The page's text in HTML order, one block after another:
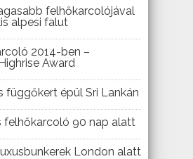
felhőkarcolójával
alpesi falut
2014-ben –
Award
függőkert épül Sri Lankán
felhőkarcoló 90 nap alatt
London alatt